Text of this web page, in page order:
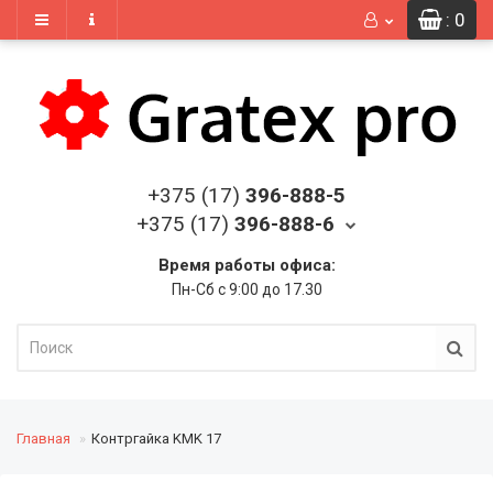
: 0
+375 (17) 396-888-5
+375 (17) 396-888-6
Время работы офиса:
Пн-Сб с 9:00 до 17.30
Главная Контргайка KMK 17